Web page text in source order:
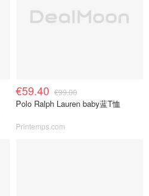
€59.40 €99.00
Polo Ralph Lauren baby蓝T恤
Printemps.com